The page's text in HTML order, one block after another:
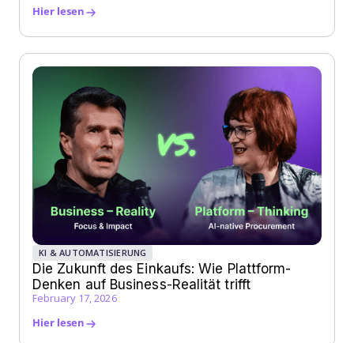
Hier lesen
KI & AUTOMATISIERUNG
Die Zukunft des Einkaufs: Wie Plattform-
Denken auf Business-Realität trifft
February 17, 2026
Hier lesen